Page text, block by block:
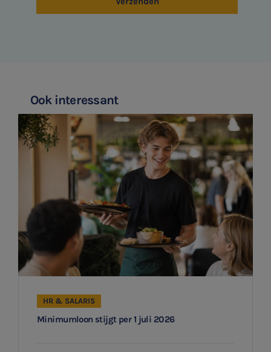
Ook interessant
Minimumloon stijgt per 1 juli 2026
HR & SALARIS